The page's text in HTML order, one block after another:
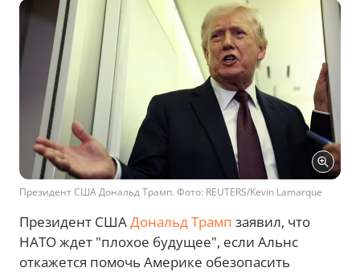
Президент США Дональд Трамп. Фото: REUTERS/Kevin Lamarque
Президент СШАДональд Трамп заявил, что
НАТО ждет "плохое будущее", если Альнс
откажется помочь Америке обезопасить